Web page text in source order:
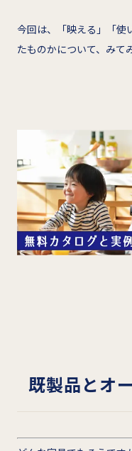
今回は、「映える」「使
たものかについて、みて
既製品とオ